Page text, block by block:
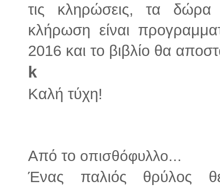
τις κληρώσεις, τα
κλήρωση είναι
2016 και το βιβλίο θα
k
Καλή τύχη!
Από το οπισθόφυλλο...
Ένας παλιός θρύλος